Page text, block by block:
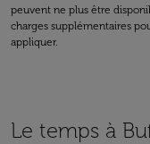
peuvent ne plus être
charges supplémentaires
appliquer.
Le temps à